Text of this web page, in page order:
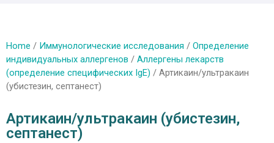
Home / Иммунологические исследования / Определение
индивидуальных аллергенов / Аллергены лекарств
(определение специфических IgE) / Артикаин/ультракаин
(убистезин, септанест)
Артикаин/ультракаин (убистезин,
септанест)